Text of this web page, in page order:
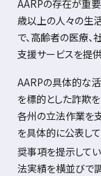
AARPの存在が重要
歳以上の人々の生
で、高齢者の医療
支援サービスを提
AARPの具体的な
を標的とした詐欺
各州の立法作業を
を具体的に公表し
奨事項を提示して
法実績を横並びで